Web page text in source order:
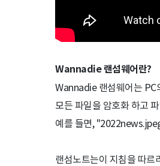
Wannadie 랜섬웨어란?
Wannadie 랜섬웨어는 PC
모든 파일을 암호화 하고
예를 들면,
랜섬노트는이 지침을 따르